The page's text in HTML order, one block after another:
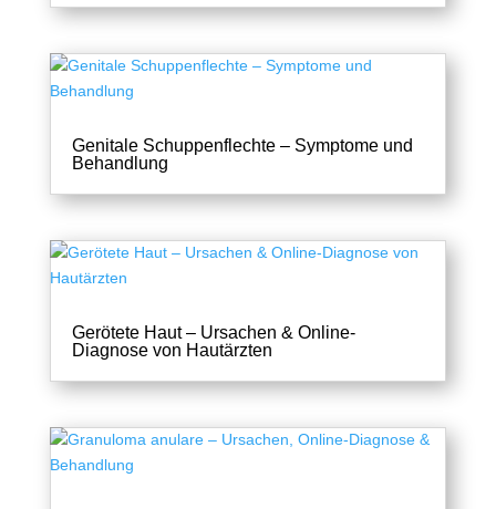
Genitale Schuppenflechte – Symptome und
Behandlung
Gerötete Haut – Ursachen & Online-
Diagnose von Hautärzten